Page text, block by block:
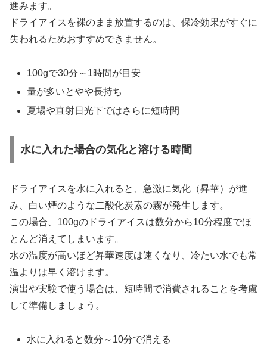
進みます。
ドライアイスを裸のまま放置するのは、保冷効果がすぐに
失われるためおすすめできません。
100gで30分～1時間が目安
量が多いとやや長持ち
夏場や直射日光下ではさらに短時間
水に入れた場合の気化と溶ける時間
ドライアイスを水に入れると、急激に気化（昇華）が進
み、白い煙のような二酸化炭素の霧が発生します。
この場合、100gのドライアイスは数分から10分程度でほ
とんど消えてしまいます。
水の温度が高いほど昇華速度は速くなり、冷たい水でも常
温よりは早く溶けます。
演出や実験で使う場合は、短時間で消費されることを考慮
して準備しましょう。
水に入れると数分～10分で消える